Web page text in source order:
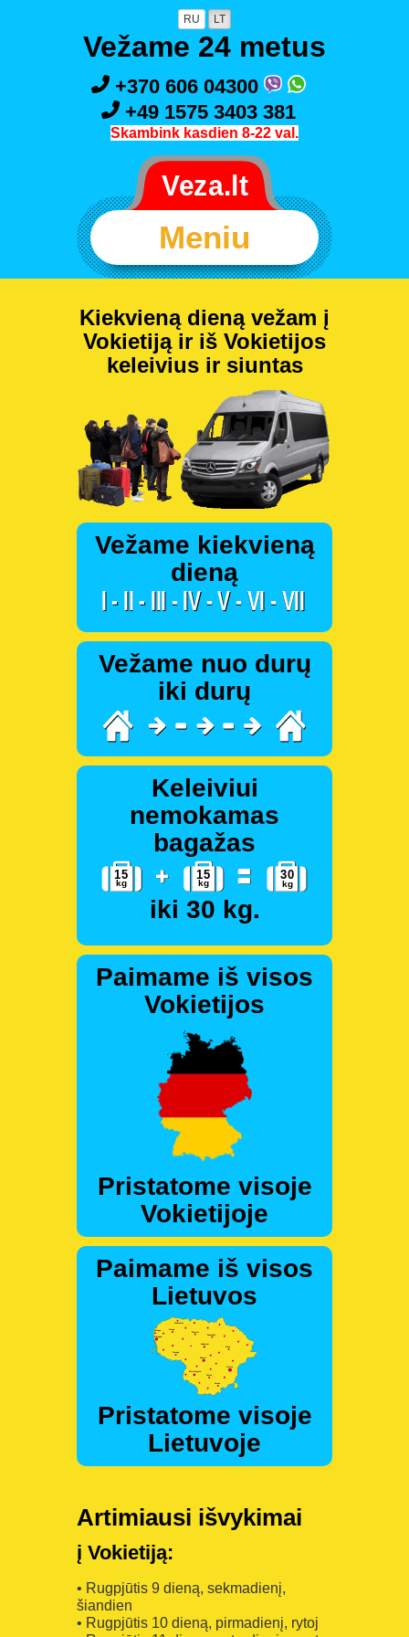
RU LT
Vežame 24 metus
+370 606 04300
+49 1575 3403 381
Skambink kasdien 8-22 val.
Meniu
Kiekvieną dieną vežam į
Vokietiją ir iš Vokietijos
keleivius ir siuntas
Vežame kiekvieną
dieną
Vežame nuo durų
iki durų
Keleiviui
nemokamas
bagažas
iki 30 kg.
Paimame iš visos
Vokietijos
Pristatome visoje
Vokietijoje
Paimame iš visos
Lietuvos
Pristatome visoje
Lietuvoje
Artimiausi išvykimai
į Vokietiją:
• Rugpjūtis 9 dieną, sekmadienį,
šiandien
• Rugpjūtis 10 dieną, pirmadienį, rytoj